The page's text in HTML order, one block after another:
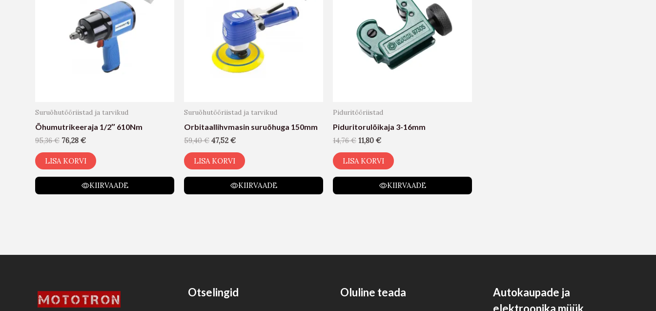
Suruõhutööriistad ja tarvikud
Õhumutrikeeraja 1/2″ 610Nm
95,36€ 76,28 €
LISA KORVI
KIIRVAADE
Suruõhutööriistad ja tarvikud
Orbitaallihvmasin suruõhuga 150mm
59,40€ 47,52 €
LISA KORVI
KIIRVAADE
Piduritööriistad
Piduritorulõikaja 3-16mm
14,76€ 11,80 €
LISA KORVI
KIIRVAADE
Otselingid Oluline teada
Autokaupade ja
elektroonika müük